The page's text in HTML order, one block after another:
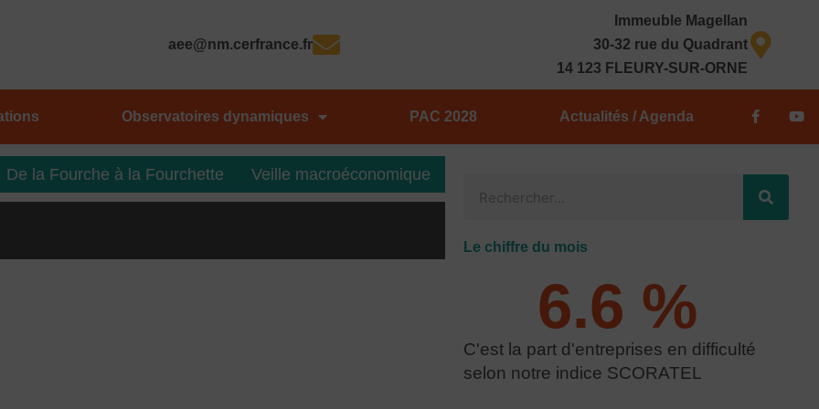
aee@nm.cerfrance.fr
Immeuble Magellan
30-32 rue du Quadrant
14 123 FLEURY-SUR-ORNE
Observatoires dynamiques PAC 2028 Actualités / Agenda
F
a
o
o
k
-
Y
o
De la Fourche à la Fourchette Veille macroéconomique
Le chiffre du mois
C'est la part d'entreprises en difficulté
selon notre indice SCORATEL
6.6 %